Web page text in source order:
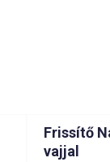
Frissítő
vajjal